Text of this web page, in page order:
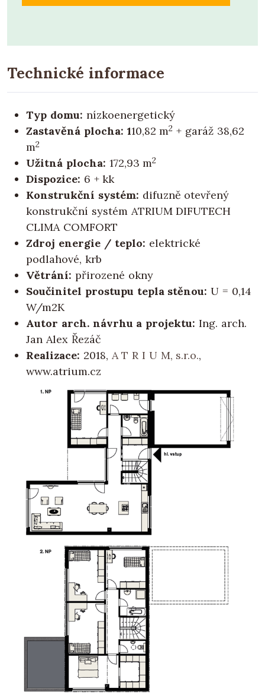
Technické informace
Typ domu: nízkoenergetický
Zastavěná plocha: 110,82 m2 + garáž 38,62
m2
Užitná plocha: 172,93 m2
Dispozice: 6 + kk
Konstrukční systém: difuzně otevřený
konstrukční systém ATRIUM DIFUTECH
CLIMA COMFORT
Zdroj energie / teplo: elektrické
podlahové, krb
Větrání: přirozené okny
Součinitel prostupu tepla stěnou: U = 0,14
W/m2K
Autor arch. návrhu a projektu: Ing. arch.
Jan Alex Řezáč
Realizace: 2018, A T R I U M, s.r.o.,
www.atrium.cz